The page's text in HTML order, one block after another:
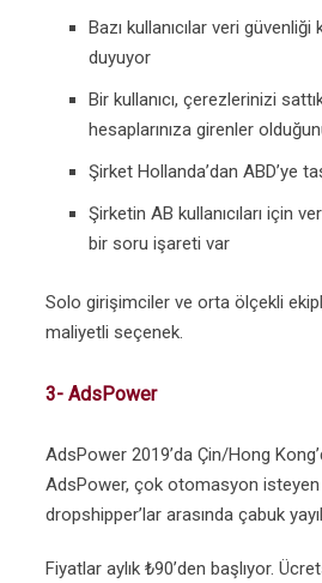
Bazı kullanıcılar veri
duyuyor
Bir kullanıcı, çerezlerinizi
hesaplarınıza girenler
Şirket Hollanda’dan ABD’ye
Şirketin AB kullanıcıları için
bir soru işareti var
Solo girişimciler ve orta ölçekli
maliyetli seçenek.
3- AdsPower
AdsPower 2019’da Çin/Hong
AdsPower, çok otomasyon isteyen
dropshipper’lar arasında çabuk
Fiyatlar aylık ₺90’den başlıyor.